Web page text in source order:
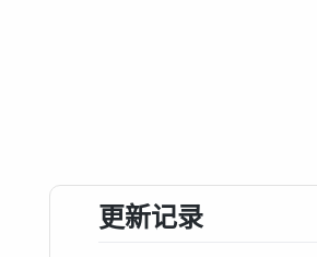
更新记录